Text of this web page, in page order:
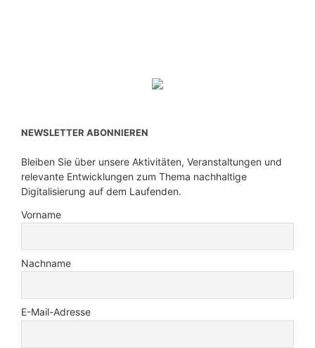
NEWSLETTER ABONNIEREN
Bleiben Sie über unsere Aktivitäten, Veranstaltungen und
relevante Entwicklungen zum Thema nachhaltige
Digitalisierung auf dem Laufenden.
Vorname
Nachname
E-Mail-Adresse